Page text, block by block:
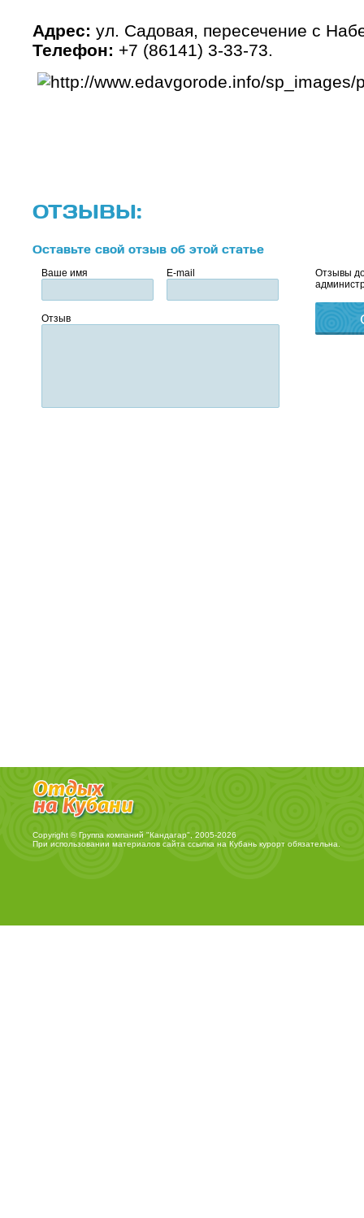
Адрес: ул. Садовая, пересечение с
Телефон: +7 (86141) 3-33-73.
ОТЗЫВЫ:
Оставьте свой отзыв об этой статье
Ваше имя E-mail
Отзыв
Отзывы
Copyright © Группа компаний "Кандагар", 2005-2026
При использовании материалов сайта ссылка на Кубань курортобязательна.